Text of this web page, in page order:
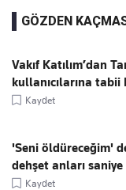
GÖZDEN
Vakıf Katılım’dan
kullanıcılarına
Kaydet
'Seni öldüreceğim'
dehşet anları
Kaydet